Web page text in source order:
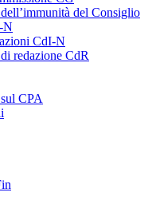
del Consiglio
N
CdI-N
redazione CdR
CPA